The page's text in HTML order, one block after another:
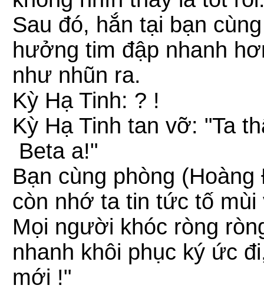
Sau đó, hắn tại bạn
hưởng tim đập nhanh
như nhũn ra.
Kỳ Hạ Tinh: ? !
Kỳ Hạ Tinh tan vỡ: "Ta
Beta a!"
Bạn cùng phòng
còn nhớ ta tin tức tố mùi
Mọi người khóc ròng
nhanh khôi phục ký ức
mới !"